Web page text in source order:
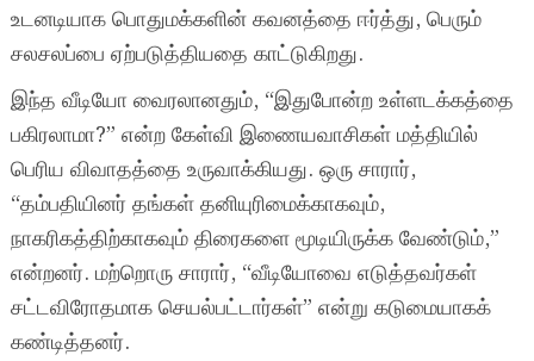
உடனடியாக பொதுமக்களின் கவனத்தை ஈர்த்து, பெரும்
சலசலப்பை ஏற்படுத்தியதை காட்டுகிறது.
இந்த வீடியோ வைரலானதும், “இதுபோன்ற உள்ளடக்கத்தை
பகிரலாமா?” என்ற கேள்வி இணையவாசிகள் மத்தியில்
பெரிய விவாதத்தை உருவாக்கியது. ஒரு சாரார்,
“தம்பதியினர் தங்கள் தனியுரிமைக்காகவும்,
நாகரிகத்திற்காகவும் திரைகளை மூடியிருக்க வேண்டும்,”
என்றனர். மற்றொரு சாரார், “வீடியோவை எடுத்தவர்கள்
சட்டவிரோதமாக செயல்பட்டார்கள்” என்று கடுமையாகக்
கண்டித்தனர்.